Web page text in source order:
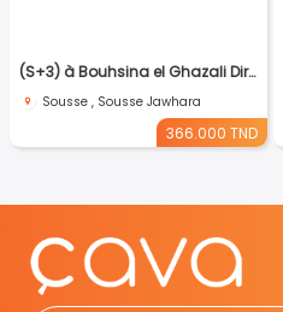
(S+3) à Bouhsina el Ghazali Direct Promoteur
Sousse , Sousse Jawhara
366.000 TND